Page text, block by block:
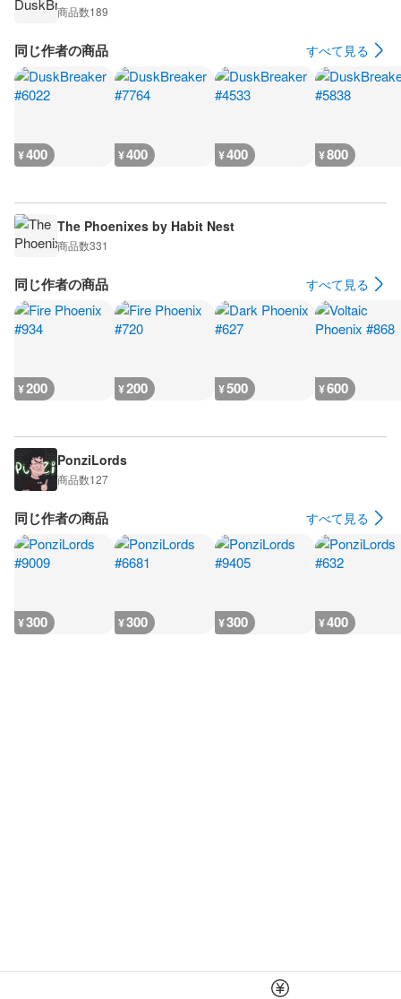
商品数189
同じ作者の商品 すべて見る
¥400 ¥400 ¥400 ¥800
The Phoenixes by Habit Nest
商品数331
同じ作者の商品 すべて見る
¥200 ¥200 ¥500 ¥600
PonziLords
商品数127
同じ作者の商品 すべて見る
¥300 ¥300 ¥300 ¥400